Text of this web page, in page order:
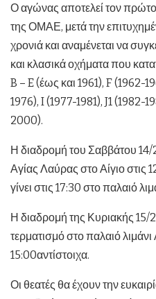
Ο αγώνας αποτελεί τον
της ΟΜΑΕ, μετά την
χρονιά και αναμένεται να
και κλασικά οχήματα που
B – E (έως και 1961), F (1962-
1976), I (1977-1981), J1 (1982-
2000).
Η διαδρομή του Σαββάτου 14/
Αγίας Λαύρας στο Αίγιο στις
γίνει στις 17:30 στο παλαιό
Η διαδρομή της Κυριακής 15/2
τερματισμό στο παλαιό λιμάνι
15:00αντίστοιχα.
Οι θεατές θα έχουν την